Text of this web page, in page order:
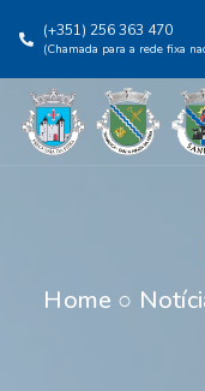
(+351) 256 363 470
(Chamada para a rede fixa
Home ○